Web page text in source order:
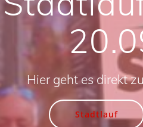
Hier geht es direkt
Stadtlauf